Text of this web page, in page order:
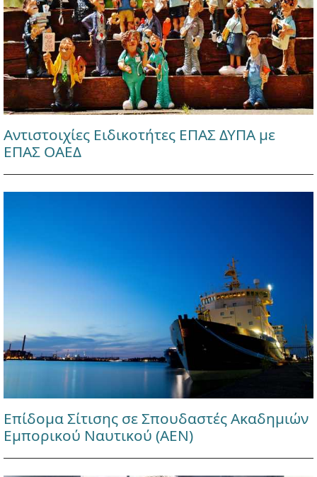
Αντιστοιχίες Ειδικοτήτες ΕΠΑΣ ΔΥΠΑ με
ΕΠΑΣ ΟΑΕΔ
Επίδομα Σίτισης σε Σπουδαστές Ακαδημιών
Εμπορικού Ναυτικού (ΑΕΝ)